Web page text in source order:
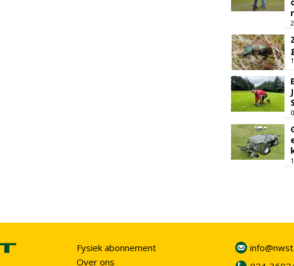
Fysiek abonnement
Over ons